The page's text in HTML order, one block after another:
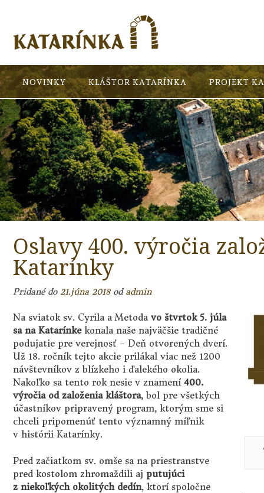
NOVINKY KLÁŠTOR KATARÍNKA PROJEKT
Oslavy 400. výročia
Katarínky
Pridané do 21.júna 2018od admin
Na sviatok sv. Cyrila a Metoda vo štvrtok 5. júla
sa na Katarínkekonala naše najväčšie tradičné
podujatie pre verejnosť – Deň otvorených dverí.
Už 18. ročník tejto akcie prilákal viac než 1200
návštevníkov z blízkeho i ďalekého okolia.
Nakoľko sa tento rok nesie v znamení 400.
výročia od založenia kláštora, bol pre všetkých
účastníkov pripravený program, ktorým sme si
chceli pripomenúť tento významný míľnik
v histórii Katarínky.
Pred začiatkom sv. omše sa na priestranstve
pred kostolom zhromaždili aj putujúci
z niekoľkých okolitých dedín, ktorí spoločne